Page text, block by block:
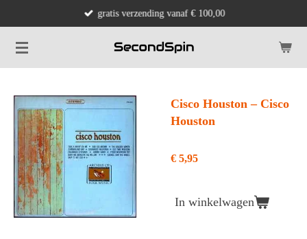
naar
de
gratis verzending vanaf € 100,00
Cisco Houston ‎– Cisco
Houston
€ 5,95
In winkelwagen